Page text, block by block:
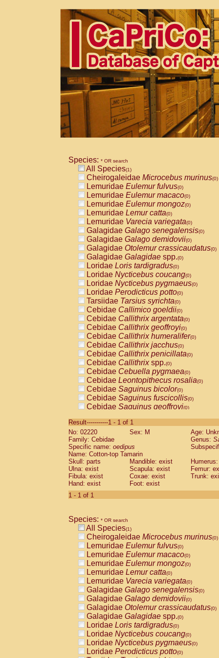
Species: * OR search
All Species(1)
Cheirogaleidae Microcebus murinus(0)
Lemuridae Eulemur fulvus(0)
Lemuridae Eulemur macaco(0)
Lemuridae Eulemur mongoz(0)
Lemuridae Lemur catta(0)
Lemuridae Varecia variegata(0)
Galagidae Galago senegalensis(0)
Galagidae Galago demidovii(0)
Galagidae Otolemur crassicaudatus(0)
Galagidae Galagidae spp.(0)
Loridae Loris tardigradus(0)
Loridae Nycticebus coucang(0)
Loridae Nycticebus pygmaeus(0)
Loridae Perodicticus potto(0)
Tarsiidae Tarsius syrichta(0)
Cebidae Callimico goeldii(0)
Cebidae Callithrix argentata(0)
Cebidae Callithrix geoffroyi(0)
Cebidae Callithrix humeralifer(0)
Cebidae Callithrix jacchus(0)
Cebidae Callithrix penicillata(0)
Cebidae Callithrixspp.(0)
Cebidae Cebuella pygmaea(0)
Cebidae Leontopithecus rosalia(0)
Cebidae Saguinus bicolor(0)
Cebidae Saguinus fuscicollis(0)
Cebidae Saguinus geoffroyi(0)
CebidaeSaguinus labiatus(0)
Cebidae Saguinus leucopus (0)
Cebidae
CebidaeSaguinus mystax
Cebidae Saguinus nigricollis (0)
Cebidae Saguinus oedipus
Cebidae Saguinus weddelli
Cebidae Saguinusspp.
Cebidae
CebidaeCebus capucinus
CebidaeCebus nigrivittatus
CebidaeCebus spp.(0)
CebidaeSaimiri boliviensis(0)
CebidaeSaimiri sciureus(0)
AtelidaeAlouatta caraya(0)
AtelidaeAlouatta fusca(0)
AtelidaeAlouatta seniculus(0)
AtelidaeAlouattaspp.(0)
AtelidaeAteles belzebuth(0)
AtelidaeAteles geoffroyi(0)
AtelidaeAteles paniscus(0)
AtelidaeAtelesspp.(0)
AtelidaeLagothrix lagothricha(0)
AtelidaeLagothrix lagothricha cana
PitheciidaeCacajao calvus
Result-----------1 - 1 of 1
No: 02220
Sex: M
Age:
Family: Cebidae
Genus:
Specific name: oedipus
Name: Cotton-top Tamarin
Skull: parts
Mandible: exist
Ulna: exist
Scapula: exist
Femur:
Fibula: exist
Coxae: exist
Trunk:
Hand: exist
Foot: exist
1 - 1 of 1
Species: * OR search
All Species(1)
Cheirogaleidae Microcebus murinus(0)
Lemuridae Eulemur fulvus(0)
Lemuridae Eulemur macaco(0)
Lemuridae Eulemur mongoz(0)
Lemuridae Lemur catta(0)
Lemuridae Varecia variegata(0)
Galagidae Galago senegalensis(0)
Galagidae Galago demidovii(0)
Galagidae Otolemur crassicaudatus(0)
Galagidae Galagidae spp.(0)
Loridae Loris tardigradus(0)
Loridae Nycticebus coucang(0)
Loridae Nycticebus pygmaeus(0)
Loridae Perodicticus potto(0)